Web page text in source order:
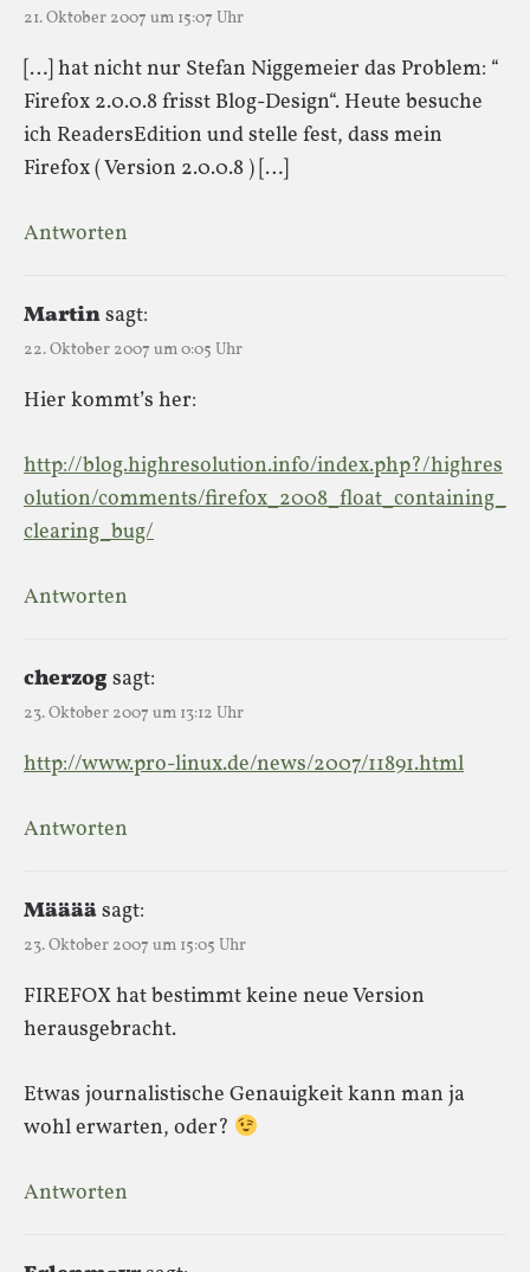
21. Oktober 2007 um 15:07 Uhr
[…] hat nicht nur Stefan Niggemeier das Problem: “
Firefox 2.0.0.8 frisst Blog-Design“. Heute besuche
ich ReadersEdition und stelle fest, dass mein
Firefox ( Version 2.0.0.8 ) […]
Antworten
Martinsagt:
22. Oktober 2007 um 0:05 Uhr
Hier kommt’s her:
http://blog.highresolution.info/index.php?/highres
olution/comments/firefox_2008_float_containing_
clearing_bug/
Antworten
cherzogsagt:
23. Oktober 2007 um 13:12 Uhr
http://www.pro-linux.de/news/2007/11891.html
Antworten
Määääsagt:
23. Oktober 2007 um 15:05 Uhr
FIREFOX hat bestimmt keine neue Version
herausgebracht.
Etwas journalistische Genauigkeit kann man ja
wohl erwarten, oder?
Antworten